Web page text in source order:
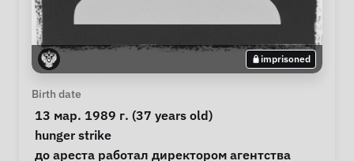
imprisoned
Personal Information
Birth date
13 мар. 1989 г. (37 years old)
Special circumstances
hunger strike
Notes